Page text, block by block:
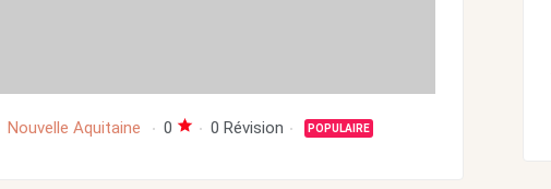
Nouvelle Aquitaine 0 0 Révision POPULAIRE